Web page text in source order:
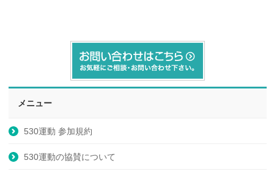
メニュー
530運動 参加規約
530運動の協賛について